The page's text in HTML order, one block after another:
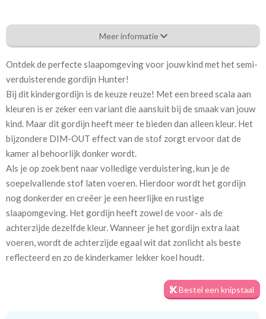
Va_Hunter 1092 Grey Blue
Eigenschappen gordijnstof
Artikelnummer Va_Hunter 1092 Grey Blue
Stofbreedte: 140 cm
Meestal eerder, maar houd
rekening met
circa 2-3 weken
Materiaal: 100% polyester
Voor een optimale verduistering geven we je graag een tip. Meet
ontstaan. Daarnaast zorgt het plaatsen van een rail aan het
plafond en het gordijn tot aan de vloer voor de minste
Meer informatie
Ontdek de perfecte slaapomgeving voor jouw kind met het semi-
verduisterende gordijn Hunter!
Bij dit kindergordijn is de keuze reuze! Met een breed scala aan
kleuren is er zeker een variant die aansluit bij de smaak van jouw
kind. Maar dit gordijn heeft meer te bieden dan alleen kleur. Het
bijzondere DIM-OUT effect van de stof zorgt ervoor dat de
kamer al behoorlijk donker wordt.
Als je op zoek bent naar volledige verduistering, kun je de
soepelvallende stof laten voeren. Hierdoor wordt het gordijn
nog donkerder en creëer je een heerlijke en rustige
slaapomgeving. Het gordijn heeft zowel de voor- als de
achterzijde dezelfde kleur. Wanneer je het gordijn extra laat
voeren, wordt de achterzijde egaal wit dat zonlicht als beste
reflecteerd en zo de kinderkamer lekker koel houdt.
Bestel een knipstaal